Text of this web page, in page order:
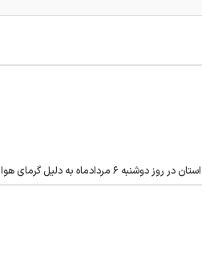
مردادماه به دلیل گرمای هوا تعطیل شد